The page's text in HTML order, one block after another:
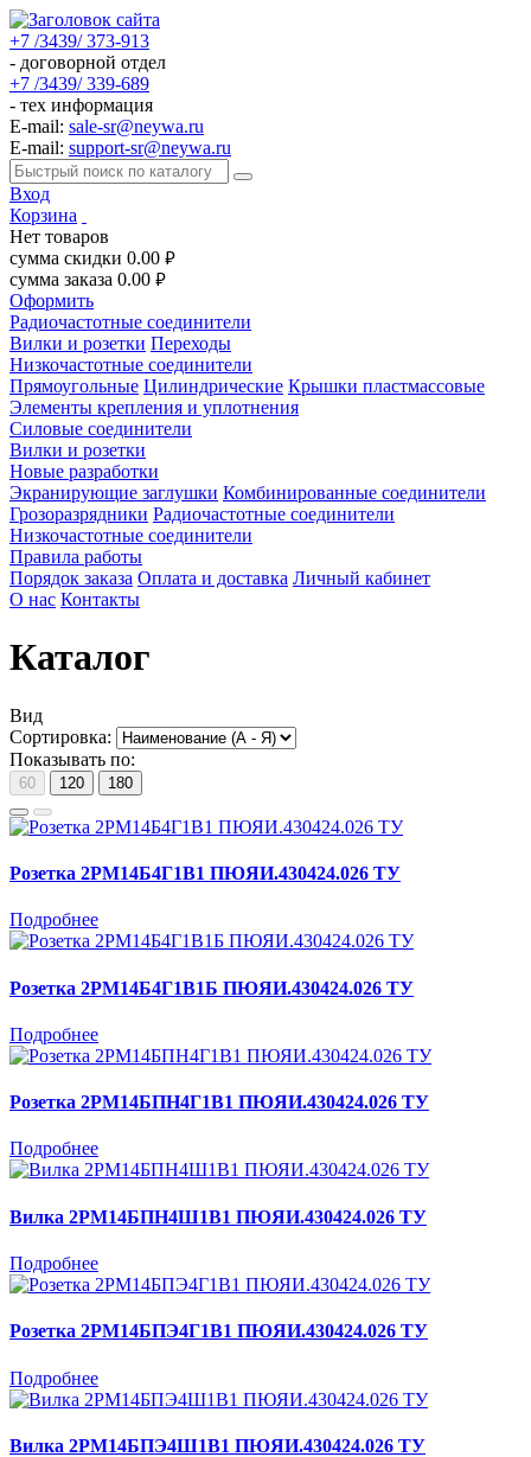
+7 /3439/ 373-913
- договорной отдел
+7 /3439/ 339-689
- тех информация
E-mail: sale-sr@neywa.ru
E-mail: support-sr@neywa.ru
Вход
Корзина
Нет товаров
сумма скидки 0.00 руб.
сумма заказа 0.00 руб.
Оформить
Радиочастотные соединители
Вилки и розетки Переходы
Низкочастотные соединители
Прямоугольные Цилиндрические Крышки пластмассовые
Элементы крепления и уплотнения
Силовые соединители
Вилки и розетки
Новые разработки
Экранирующие заглушки Комбинированные соединители
Грозоразрядники Радиочастотные соединители
Низкочастотные соединители
Правила работы
Порядок заказа Оплата и доставка Личный кабинет
О нас Контакты
Каталог
Вид
Сортировка:
Показывать по:
60 120 180
Розетка 2РМ14Б4Г1В1 ПЮЯИ.430424.026 ТУ
Подробнее
Розетка 2РМ14Б4Г1В1Б ПЮЯИ.430424.026 ТУ
Подробнее
Розетка 2РМ14БПН4Г1В1 ПЮЯИ.430424.026 ТУ
Подробнее
Вилка 2РМ14БПН4Ш1В1 ПЮЯИ.430424.026 ТУ
Подробнее
Розетка 2РМ14БПЭ4Г1В1 ПЮЯИ.430424.026 ТУ
Подробнее
Вилка 2РМ14БПЭ4Ш1В1 ПЮЯИ.430424.026 ТУ